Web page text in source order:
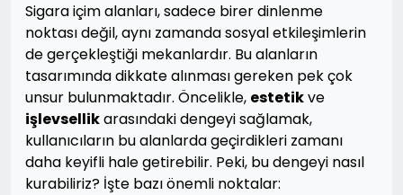
Sigara içim alanları, sadece birer dinlenme
noktası değil, aynı zamanda sosyal etkileşimlerin
de gerçekleştiği mekanlardır. Bu alanların
tasarımında dikkate alınması gereken pek çok
unsur bulunmaktadır. Öncelikle, estetikve
işlevsellikarasındaki dengeyi sağlamak,
kullanıcıların bu alanlarda geçirdikleri zamanı
daha keyifli hale getirebilir. Peki, bu dengeyi nasıl
kurabiliriz? İşte bazı önemli noktalar: